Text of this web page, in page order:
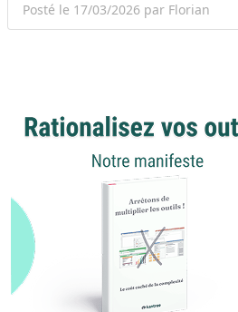
Posté le 17/03/2026 par Florian